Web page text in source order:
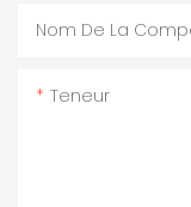
Nom De La
Teneur